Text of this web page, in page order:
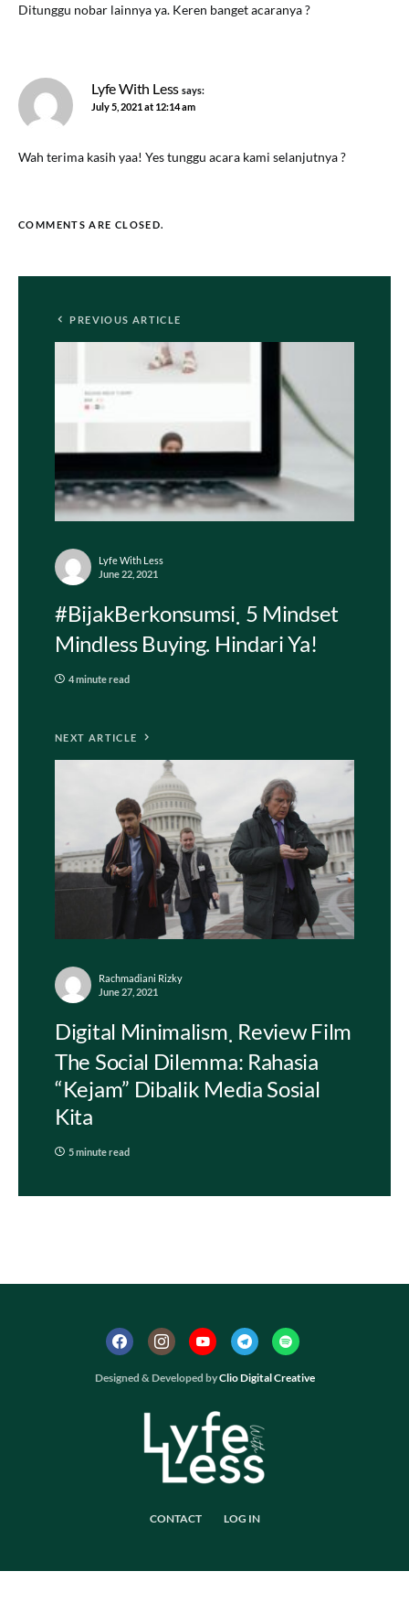
Ditunggu nobar lainnya ya. Keren banget acaranya ?
Lyfe With Less says:
July 5, 2021 at 12:14 am
Wah terima kasih yaa! Yes tunggu acara kami selanjutnya ?
COMMENTS ARE CLOSED.
PREVIOUS ARTICLE
Lyfe With Less
June 22, 2021
#BijakBerkonsumsi 5 Mindset
Mindless Buying. Hindari Ya!
4 minute read
NEXT ARTICLE
Rachmadiani Rizky
June 27, 2021
Digital Minimalism Review Film
The Social Dilemma: Rahasia
“Kejam” Dibalik Media Sosial
Kita
5 minute read
Designed & Developed byClio Digital Creative
CONTACT LOG IN